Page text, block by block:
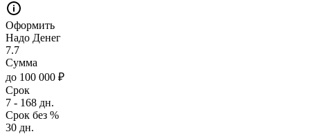
Оформить
Надо Денег
7.7
Сумма
до 100 000 ₽
Срок
7 - 168 дн.
Срок без %
30 дн.